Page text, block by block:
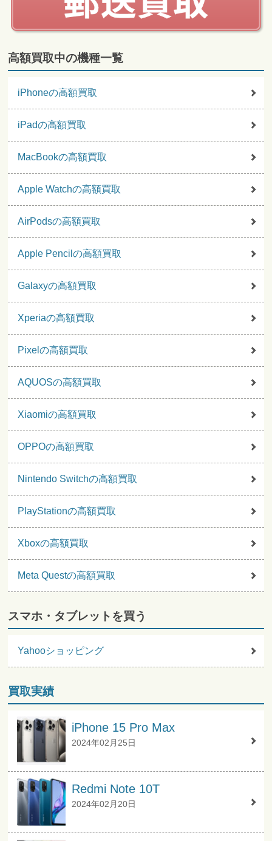
高額買取中の機種一覧
iPhoneの高額買取
iPadの高額買取
MacBookの高額買取
Apple Watchの高額買取
AirPodsの高額買取
Apple Pencilの高額買取
Galaxyの高額買取
Xperiaの高額買取
Pixelの高額買取
AQUOSの高額買取
Xiaomiの高額買取
OPPOの高額買取
Nintendo Switchの高額買取
PlayStationの高額買取
Xboxの高額買取
Meta Questの高額買取
スマホ・タブレットを買う
Yahooショッピング
買取実績
iPhone 15 Pro Max
2024年02月25日
Redmi Note 10T
2024年02月20日